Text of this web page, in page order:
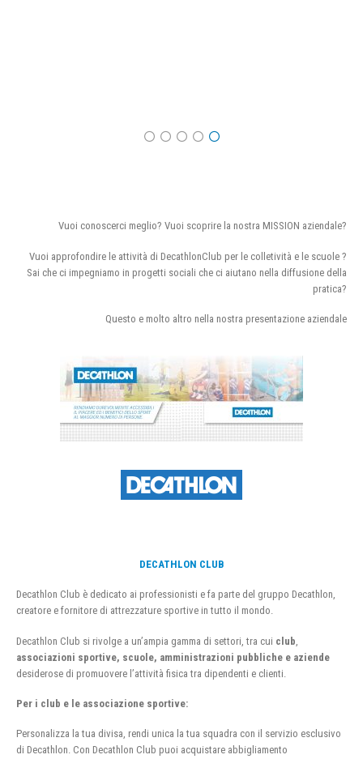
Vuoi conoscerci meglio? Vuoi scoprire la nostra MISSION aziendale?
Vuoi approfondire le attività di DecathlonClub per le colletività e le scuole ?
Sai che ci impegniamo in progetti sociali che ci aiutano nella diffusione della
pratica?
Questo e molto altro nella nostra presentazione aziendale
DECATHLON CLUB
Decathlon Club è dedicato ai professionisti e fa parte del gruppo Decathlon,
creatore e fornitore di attrezzature sportive in tutto il mondo.
Decathlon Club si rivolge a un’ampia gamma di settori, tra cui club
associazioni sportive, scuole, amministrazioni pubbliche e aziende
desiderose di promuovere l’attività fisica tra dipendenti e clienti.
Per i club e le associazione sportive:
Personalizza la tua divisa, rendi unica la tua squadra con il servizio esclusivo
di Decathlon. Con Decathlon Club puoi acquistare abbigliamento